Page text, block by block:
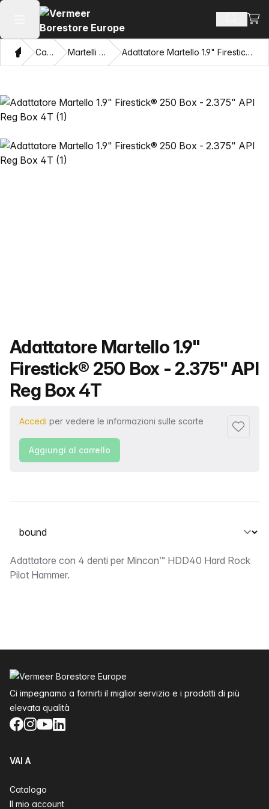
Apri il menu principale Cerca
Home page
Catalogo Martelli HDD Mincon Adattatore Martello 1.9" Firestick® 250 Box - 2.375" API Reg Box 4T
Nome del prodotto
Adattatore Martello 1.9"
Firestick® 250 Box - 2.375" API
Reg Box 4T
Accedi per vedere le informazioni sulle scorte
Aggiungi al carrello
Seleziona una scheda
bound
Adattatore con 4 denti per Mincon™ HDD40 Hard Rock
Pilot Hammer.
Ci impegnamo a fornirti il miglior servizio e i prodotti di più
elevata qualità
Facebook
Instagram
YouTube
LinkedIn
VAI A
Catalogo
Il mio account